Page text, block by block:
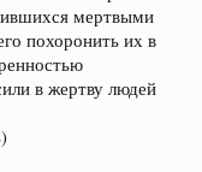
мертвыми
похоронить их в
в жертву людей
)